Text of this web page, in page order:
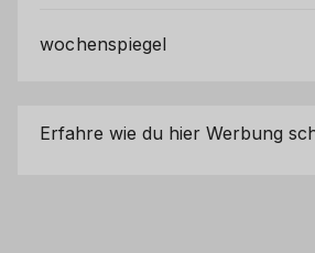
wochenspiegel
Erfahre wie du hier Werbung